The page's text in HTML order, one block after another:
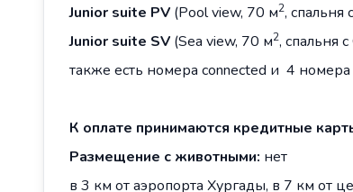
Junior suite PV (Pool view, 70 м2, спальня
Junior suite SV (Sea view, 70 м2, спальня
также есть номера connected и 4
К оплате принимаются кредитные
Размещение с животными: нет
в 3 км от аэропорта Хургады, в 7 км от